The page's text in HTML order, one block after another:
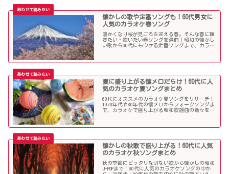
懐かしの歌や定番ソングも！60代男女に
人気のカラオケ春ソング
暖かくなり桜が見ごろを迎える春。そんな春に聴
きたい・歌いたい春ソングを選曲！昭和の懐かし
い歌から60代にもウケる定番ソングまで、カラオ
夏に盛り上がる懐メロだらけ！60代に人
気のカラオケ夏ソングまとめ
60代にオススメのカラオケ夏ソングをリサーチ！
1970年代や80年代の懐メロからフォークソングま
で、カラオケで盛り上がる昭和歌謡曲の数々を取
懐かしの秋歌で盛り上がる！60代に人気
のカラオケ秋ソングまとめ
秋の季節にピッタリな切ない歌から懐かしの昭和
J-POPまで！60代に人気のカラオケソングの中か